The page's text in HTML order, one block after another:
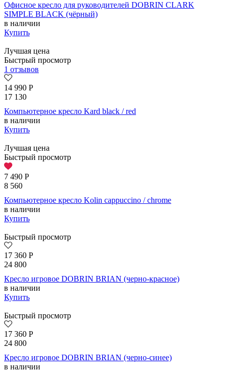
Офисное кресло для руководителей DOBRIN CLARK
SIMPLE BLACK (чёрный)
в наличии
Купить
Лучшая цена
Быстрый просмотр
1 отзывов
14 990 Р
17 130
Компьютерное кресло Kard black / red
в наличии
Купить
Лучшая цена
Быстрый просмотр
7 490 Р
8 560
Компьютерное кресло Kolin cappuccino / chrome
в наличии
Купить
Быстрый просмотр
17 360 Р
24 800
Кресло игровое DOBRIN BRIAN (черно-красное)
в наличии
Купить
Быстрый просмотр
17 360 Р
24 800
Кресло игровое DOBRIN BRIAN (черно-синее)
в наличии